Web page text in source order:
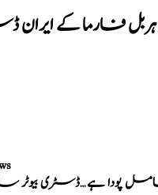
ہربل فارما کے ایران
الشفاء نیچرل ہربل فارما کے سعودیہ عریبیہ دمام میں ڈسٹری بیوٹر ساجد حسین